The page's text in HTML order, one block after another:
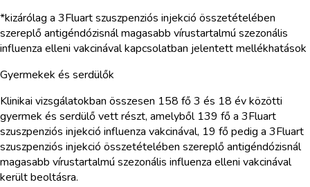
*kizárólag a 3Fluart szuszpenziós injekció összetételében
szereplő antigéndózisnál magasabb vírustartalmú szezonális
influenza elleni vakcinával kapcsolatban jelentett mellékhatások
Gyermekek és serdülők
Klinikai vizsgálatokban összesen 158 fő 3 és 18 év közötti
gyermek és serdülő vett részt, amelyből 139 fő a 3Fluart
szuszpenziós injekció influenza vakcinával, 19 fő pedig a 3Fluart
szuszpenziós injekció összetételében szereplő antigéndózisnál
magasabb vírustartalmú szezonális influenza elleni vakcinával
került beoltásra.